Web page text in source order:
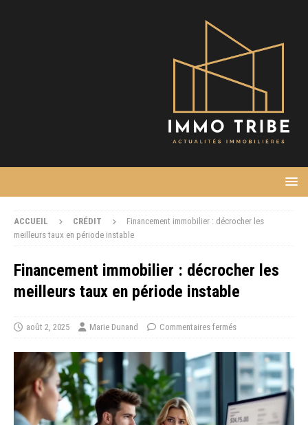
ACCUEIL CRÉDIT
Financement immobilier : décrocher les
meilleurs taux en période instable
Financement immobilier : décrocher les
meilleurs taux en période instable
août 2, 2025 Marie Dunand Commentaires fermés